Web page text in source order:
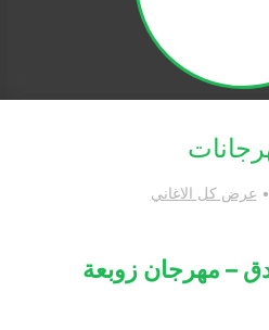
عرض كل الاغاني
– مهرجان زوبعة